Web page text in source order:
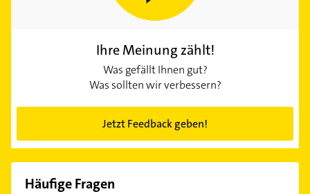
Ihre Meinung zählt!
Was gefällt Ihnen gut?
Was sollten wir verbessern?
Jetzt Feedback geben!
Häufige Fragen